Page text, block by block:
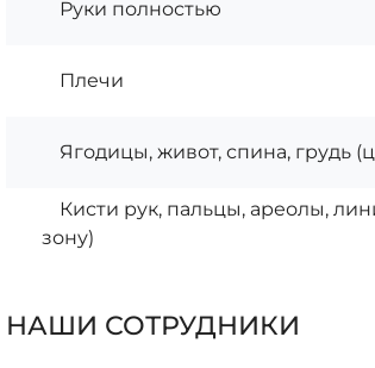
Руки полностью
Плечи
Ягодицы, живот, спина, грудь
Кисти рук, пальцы, ареолы,
зону)
НАШИ СОТРУДНИКИ